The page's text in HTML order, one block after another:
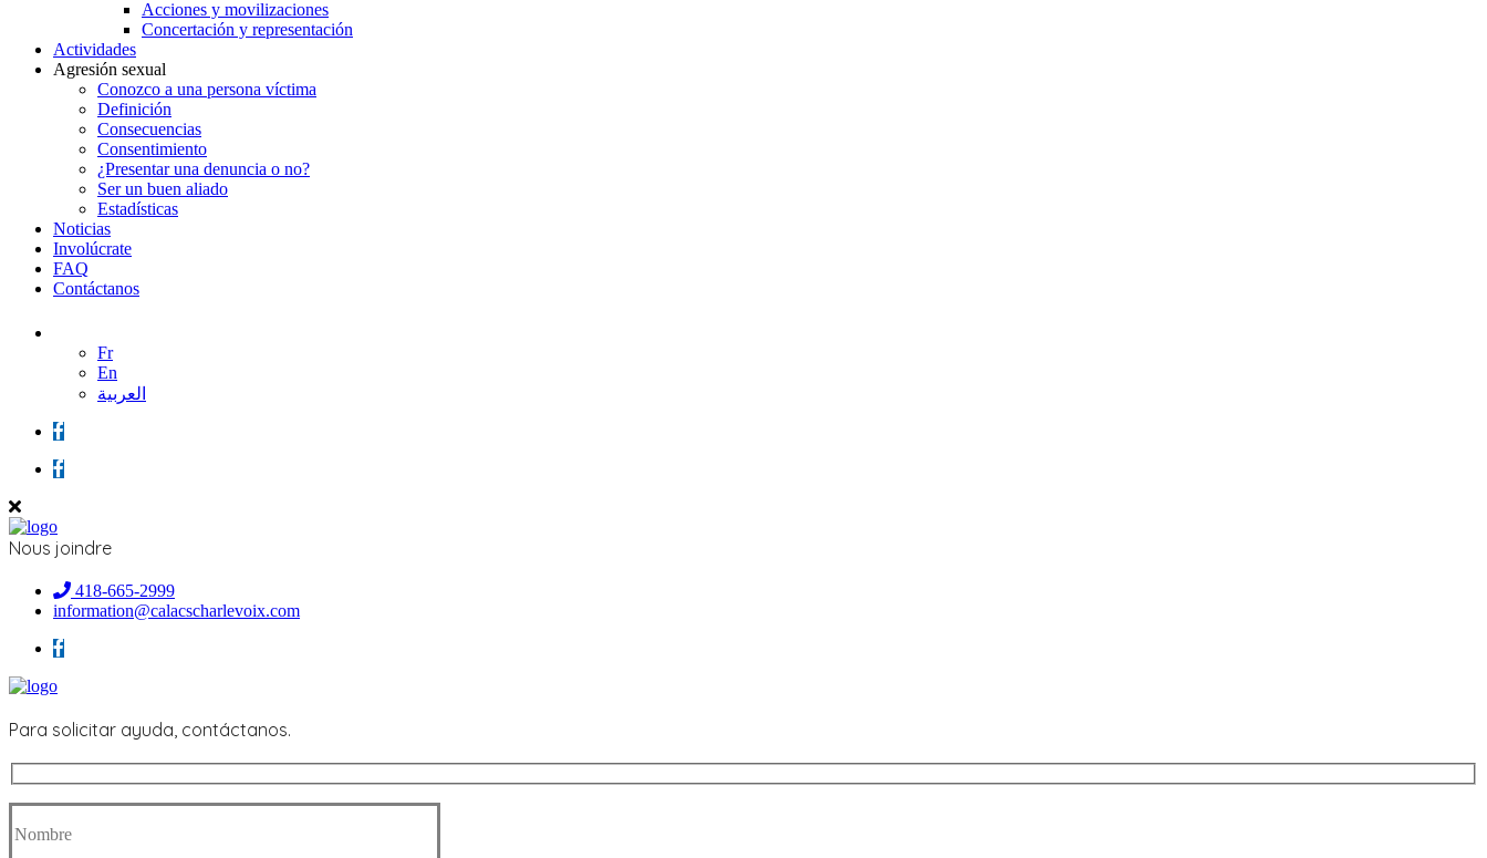
Acciones y movilizaciones
Concertación y representación
Actividades
Agresión sexual
Conozco a una persona víctima
Definición
Consecuencias
Consentimiento
¿Presentar una denuncia o no?
Ser un buen aliado
Estadísticas
Noticias
Involúcrate
FAQ
Contáctanos
Fr
En
العربية
Nous joindre
418-665-2999
information@calacscharlevoix.com
Para solicitar ayuda, contáctanos.